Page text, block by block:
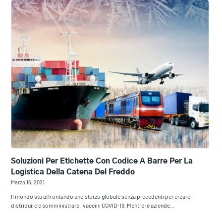
Soluzioni Per Etichette Con Codice A Barre Per La
Logistica Della Catena Del Freddo
Marzo 16, 2021
Il mondo sta affrontando uno sforzo globale senza precedenti per creare,
distribuire e somministrare i vaccini COVID-19. Mentre le aziende…